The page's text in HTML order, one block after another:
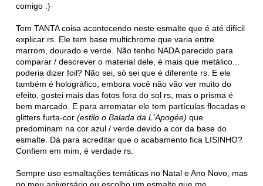
comigo :}
Tem TANTA coisa acontecendo neste esmalte que é até difícil
explicar rs. Ele tem base multichrome que varia entre
marrom, dourado e verde. Não tenho NADA parecido para
comparar / descrever o material dele, é mais que metálico...
poderia dizer foil? Não sei, só sei que é diferente rs. E ele
também é holográfico, embora você não vão ver muito do
efeito, gostei mais das fotos fora do sol rs, mas o prisma é
bem marcado. E para arrematar ele tem partículas flocadas e
glitters furta-cor(estilo o Balada da L'Apogée) que
predominam na cor azul / verde devido a cor da base do
esmalte. Dá para acreditar que o acabamento fica LISINHO?
Confiem em mim, é verdade rs.
Sempre uso esmaltações temáticas no Natal e Ano Novo, mas